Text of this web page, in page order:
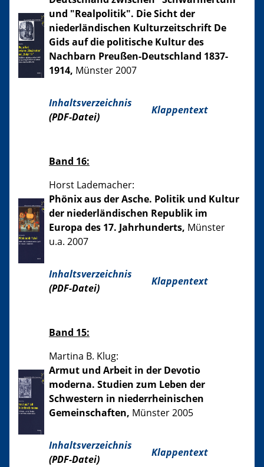
und "Realpolitik". Die Sicht der
niederländischen Kulturzeitschrift De
Gids auf die politische Kultur des
Nachbarn Preußen-Deutschland 1837-
1914, Münster 2007
Inhaltsverzeichnis
(PDF-Datei)
Klappentext
Band 16:
Horst Lademacher:
Phönix aus der Asche. Politik und Kultur
der niederländischen Republik im
Europa des 17. Jahrhunderts, Münster
u.a. 2007
Inhaltsverzeichnis
(PDF-Datei)
Klappentext
Band 15:
Martina B. Klug:
Armut und Arbeit in der Devotio
moderna. Studien zum Leben der
Schwestern in niederrheinischen
Gemeinschaften, Münster 2005
Inhaltsverzeichnis
(PDF-Datei)
Klappentext